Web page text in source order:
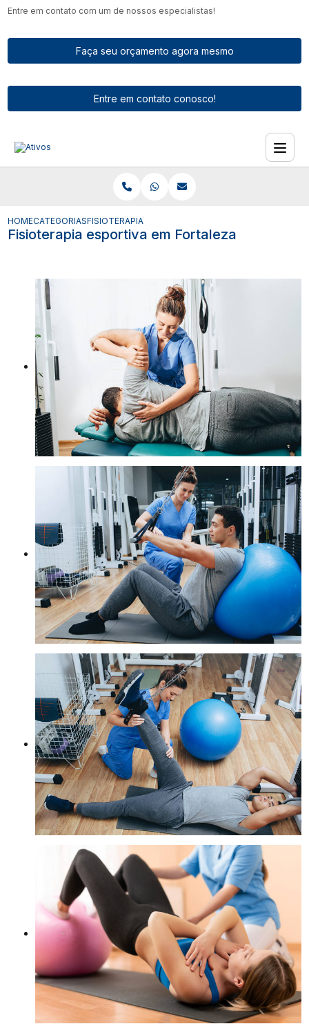
Entre em contato com um de nossos especialistas!
Faça seu orçamento agora mesmo
Entre em contato conosco!
HOMECATEGORIASFISIOTERAPIA ESPORTIVA EM FORTALEZA
Fisioterapia esportiva em Fortaleza